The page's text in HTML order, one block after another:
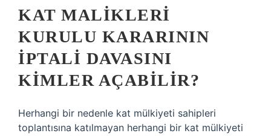
KAT MALIKLERI
KURULU KARARININ
IPTALI DAVASINI
KIMLER AÇABILIR?
Herhangi bir nedenle kat mülkiyeti sahipleri
toplantısına katılmayan herhangi bir kat mülkiyeti